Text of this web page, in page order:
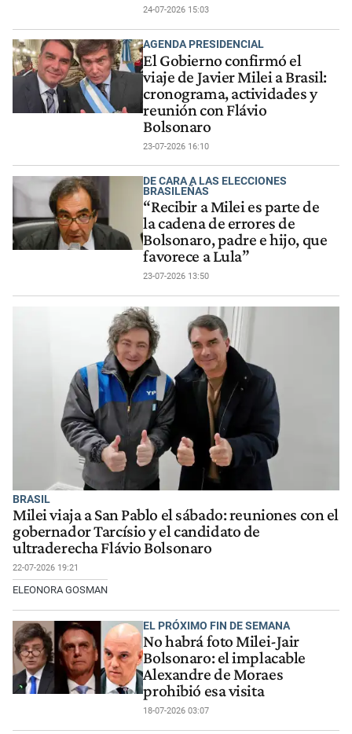
24-07-2026 15:03
AGENDA PRESIDENCIAL
El Gobierno confirmó el
viaje de Javier Milei a Brasil:
cronograma, actividades y
reunión con Flávio
Bolsonaro
23-07-2026 16:10
DE CARA A LAS ELECCIONES
BRASILEÑAS
“Recibir a Milei es parte de
la cadena de errores de
Bolsonaro, padre e hijo, que
favorece a Lula”
23-07-2026 13:50
BRASIL
Milei viaja a San Pablo el sábado: reuniones con el
gobernador Tarcísio y el candidato de
ultraderecha Flávio Bolsonaro
22-07-2026 19:21
ELEONORA GOSMAN
EL PRÓXIMO FIN DE SEMANA
No habrá foto Milei-Jair
Bolsonaro: el implacable
Alexandre de Moraes
prohibió esa visita
18-07-2026 03:07